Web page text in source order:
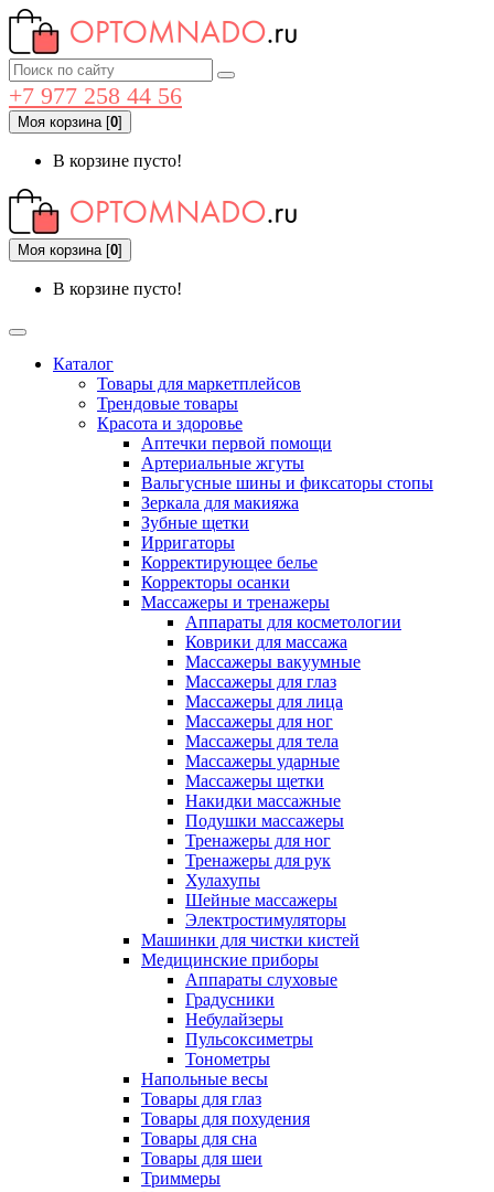
+7 977 258 44 56
Моя корзина[0]
В корзине пусто!
Моя корзина[0]
В корзине пусто!
Каталог
Товары для маркетплейсов
Трендовые товары
Красота и здоровье
Аптечки первой помощи
Артериальные жгуты
Вальгусные шины и фиксаторы стопы
Зеркала для макияжа
Зубные щетки
Ирригаторы
Корректирующее белье
Корректоры осанки
Массажеры и тренажеры
Аппараты для косметологии
Коврики для массажа
Массажеры вакуумные
Массажеры для глаз
Массажеры для лица
Массажеры для ног
Массажеры для тела
Массажеры ударные
Массажеры щетки
Накидки массажные
Подушки массажеры
Тренажеры для ног
Тренажеры для рук
Хулахупы
Шейные массажеры
Электростимуляторы
Машинки для чистки кистей
Медицинские приборы
Аппараты слуховые
Градусники
Небулайзеры
Пульсоксиметры
Тонометры
Напольные весы
Товары для глаз
Товары для похудения
Товары для сна
Товары для шеи
Триммеры